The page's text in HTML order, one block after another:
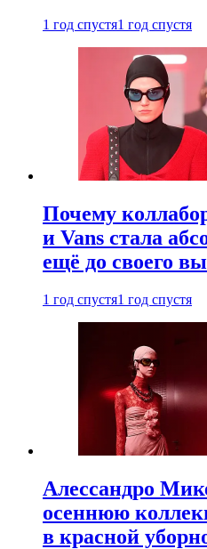
1 год спустя1 год спустя
Почему
и Vans стала
ещё до своего
1 год спустя1 год спустя
Алессандро
осеннюю
в красной